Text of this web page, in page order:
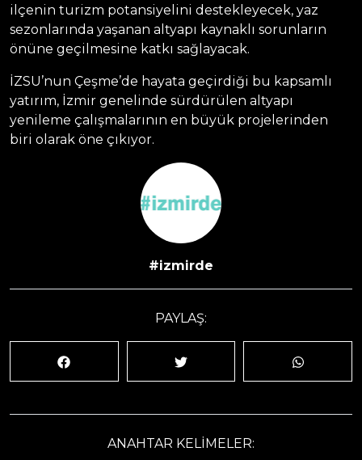
#izmirde
PAYLAŞ:
ANAHTAR KELİMELER:
ilçenin turizm potansiyelini destekleyecek, yaz
sezonlarında yaşanan altyapı kaynaklı sorunların
önüne geçilmesine katkı sağlayacak.
İZSU’nun Çeşme’de hayata geçirdiği bu kapsamlı
yatırım, İzmir genelinde sürdürülen altyapı
yenileme çalışmalarının en büyük projelerinden
biri olarak öne çıkıyor.